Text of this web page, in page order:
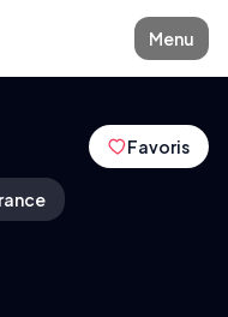
Menu
Favoris